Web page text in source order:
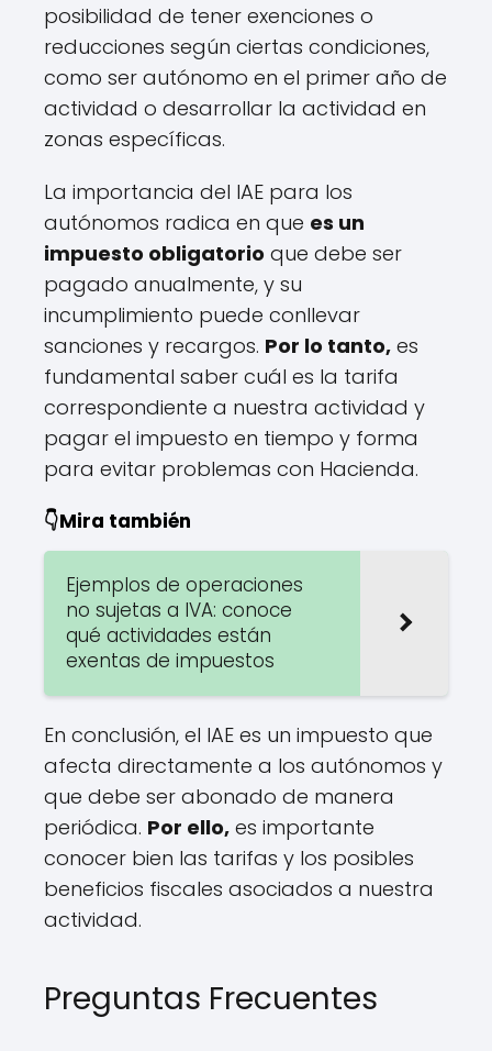
posibilidad de tener exenciones o
reducciones según ciertas condiciones,
como ser autónomo en el primer año de
actividad o desarrollar la actividad en
zonas específicas.
La importancia del IAE para los
autónomos radica en que es un
impuesto obligatorio que debe ser
pagado anualmente, y su
incumplimiento puede conllevar
sanciones y recargos. Por lo tanto, es
fundamental saber cuál es la tarifa
correspondiente a nuestra actividad y
pagar el impuesto en tiempo y forma
para evitar problemas con Hacienda.
👇Mira también
Ejemplos de operaciones
no sujetas a IVA: conoce
qué actividades están
exentas de impuestos
En conclusión, el IAE es un impuesto que
afecta directamente a los autónomos y
que debe ser abonado de manera
periódica. Por ello, es importante
conocer bien las tarifas y los posibles
beneficios fiscales asociados a nuestra
actividad.
Preguntas Frecuentes